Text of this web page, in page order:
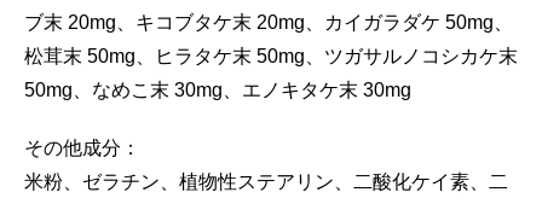
ブ末 20mg、キコブタケ末 20mg、カイガラダケ 50mg、
松茸末 50mg、ヒラタケ末 50mg、ツガサルノコシカケ末
50mg、なめこ末 30mg、エノキタケ末 30mg
その他成分：
米粉、ゼラチン、植物性ステアリン、二酸化ケイ素、二